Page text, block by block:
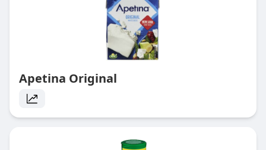
Apetina Original